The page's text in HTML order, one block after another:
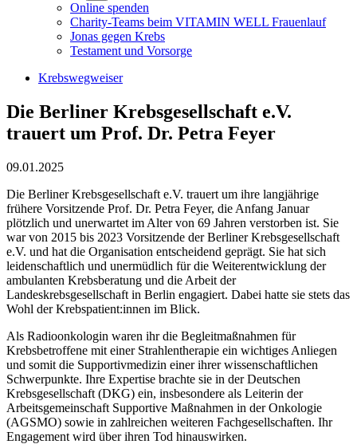
Online spenden
Charity-Teams beim VITAMIN WELL Frauenlauf
Jonas gegen Krebs
Testament und Vorsorge
Krebswegweiser
Die Berliner Krebsgesellschaft e.V.
trauert um Prof. Dr. Petra Feyer
09.01.2025
Die Berliner Krebsgesellschaft e.V. trauert um ihre langjährige
frühere Vorsitzende Prof. Dr. Petra Feyer, die Anfang Januar
plötzlich und unerwartet im Alter von 69 Jahren verstorben ist. Sie
war von 2015 bis 2023 Vorsitzende der Berliner Krebsgesellschaft
e.V. und hat die Organisation entscheidend geprägt. Sie hat sich
leidenschaftlich und unermüdlich für die Weiterentwicklung der
ambulanten Krebsberatung und die Arbeit der
Landeskrebsgesellschaft in Berlin engagiert. Dabei hatte sie stets das
Wohl der Krebspatient:innen im Blick.
Als Radioonkologin waren ihr die Begleitmaßnahmen für
Krebsbetroffene mit einer Strahlentherapie ein wichtiges Anliegen
und somit die Supportivmedizin einer ihrer wissenschaftlichen
Schwerpunkte. Ihre Expertise brachte sie in der Deutschen
Krebsgesellschaft (DKG) ein, insbesondere als Leiterin der
Arbeitsgemeinschaft Supportive Maßnahmen in der Onkologie
(AGSMO) sowie in zahlreichen weiteren Fachgesellschaften. Ihr
Engagement wird über ihren Tod hinauswirken.